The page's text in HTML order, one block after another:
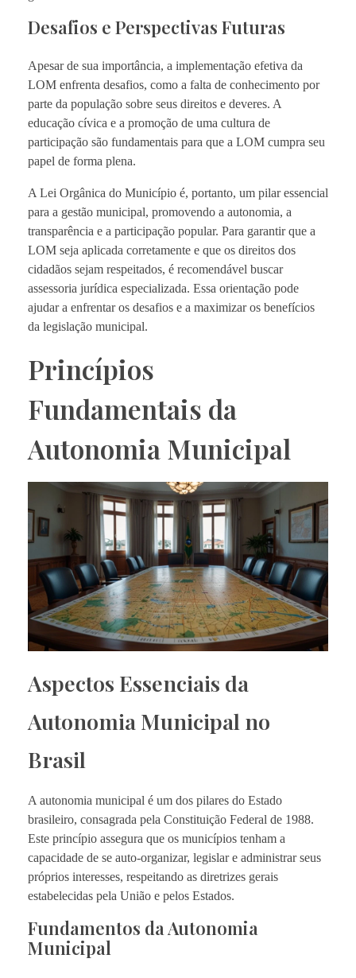
Desafios e Perspectivas Futuras
Apesar de sua importância, a implementação efetiva da
LOM enfrenta desafios, como a falta de conhecimento por
parte da população sobre seus direitos e deveres. A
educação cívica e a promoção de uma cultura de
participação são fundamentais para que a LOM cumpra seu
papel de forma plena.
A Lei Orgânica do Município é, portanto, um pilar essencial
para a gestão municipal, promovendo a autonomia, a
transparência e a participação popular. Para garantir que a
LOM seja aplicada corretamente e que os direitos dos
cidadãos sejam respeitados, é recomendável buscar
assessoria jurídica especializada. Essa orientação pode
ajudar a enfrentar os desafios e a maximizar os benefícios
da legislação municipal.
Princípios
Fundamentais da
Autonomia Municipal
Aspectos Essenciais da
Autonomia Municipal no
Brasil
A autonomia municipal é um dos pilares do Estado
brasileiro, consagrada pela Constituição Federal de 1988.
Este princípio assegura que os municípios tenham a
capacidade de se auto-organizar, legislar e administrar seus
próprios interesses, respeitando as diretrizes gerais
estabelecidas pela União e pelos Estados.
Fundamentos da Autonomia
Municipal